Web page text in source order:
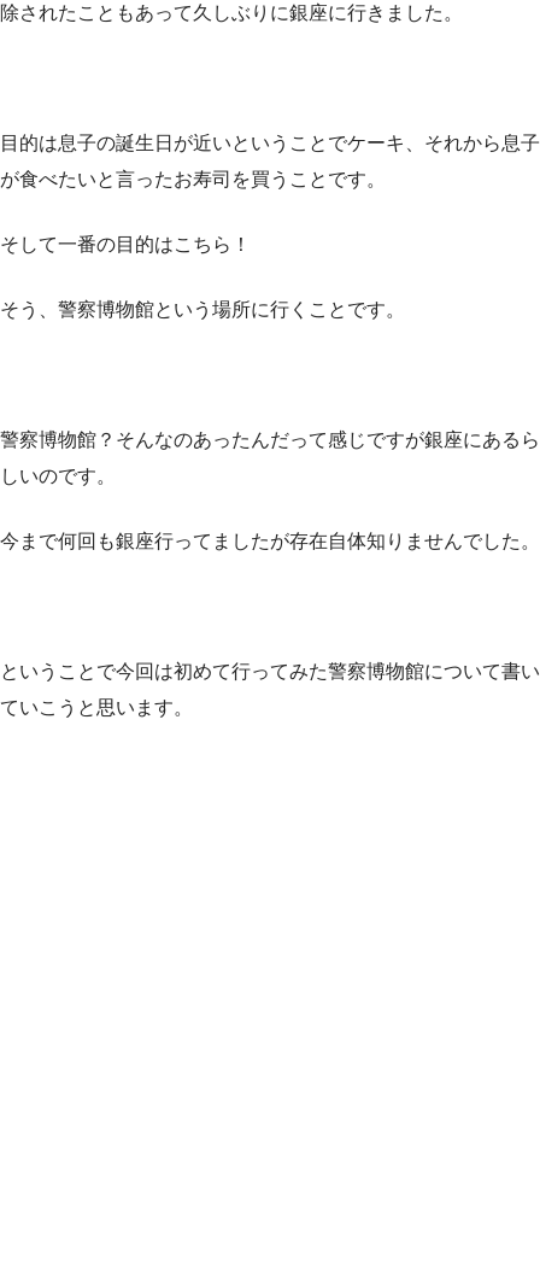
除されたこともあって久しぶりに銀座に行きました。
目的は息子の誕生日が近いということでケーキ、それから息子
が食べたいと言ったお寿司を買うことです。
そして一番の目的はこちら！
そう、警察博物館という場所に行くことです。
警察博物館？そんなのあったんだって感じですが銀座にあるら
しいのです。
今まで何回も銀座行ってましたが存在自体知りませんでした。
ということで今回は初めて行ってみた警察博物館について書い
ていこうと思います。